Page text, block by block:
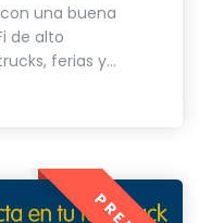
una buena
de alto
ferias y...